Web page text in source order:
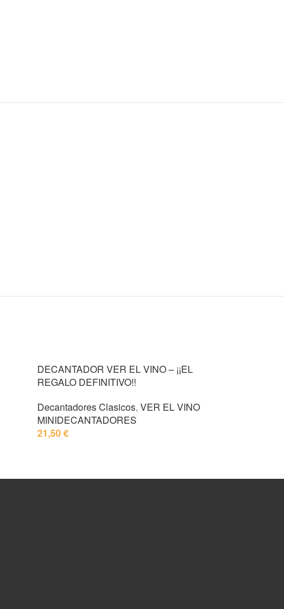
DECANTADOR VER EL VINO – ¡¡EL
REGALO DEFINITIVO!!
Decantadores Clasicos, VER EL VINO
MINIDECANTADORES
21,50€